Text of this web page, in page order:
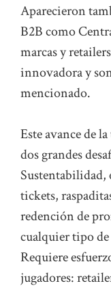
Aparecieron
B2B como
marcas y
innovadora y
mencionado.
Este avance de
dos grandes
Sustentabilidad,
tickets,
redención de
cualquier tipo
Requiere
jugadores: